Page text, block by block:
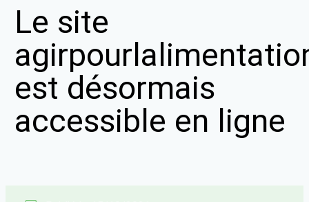
Le site
est désormais
accessible en ligne